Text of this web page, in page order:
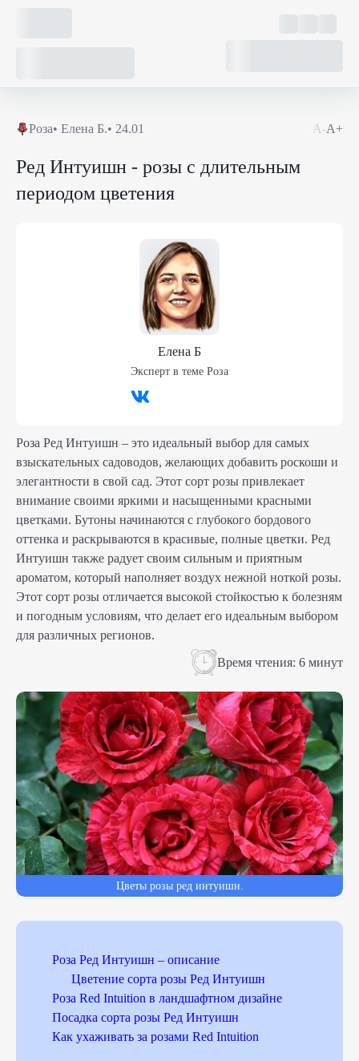
Роза• Елена Б.• 24.01 А-А+
Ред Интуишн - розы с длительным
периодом цветения
Елена Б
Эксперт в теме Роза
Роза Ред Интуишн – это идеальный выбор для самых
взыскательных садоводов, желающих добавить роскоши и
элегантности в свой сад. Этот сорт розы привлекает
внимание своими яркими и насыщенными красными
цветками. Бутоны начинаются с глубокого бордового
оттенка и раскрываются в красивые, полные цветки. Ред
Интуишн также радует своим сильным и приятным
ароматом, который наполняет воздух нежной ноткой розы.
Этот сорт розы отличается высокой стойкостью к болезням
и погодным условиям, что делает его идеальным выбором
для различных регионов.
Время чтения: 6 минут
Цветы розы ред интуишн.
Роза Ред Интуишн – описание
Цветение сорта розы Ред Интуишн
Роза Red Intuition в ландшафтном дизайне
Посадка сорта розы Ред Интуишн
Как ухаживать за розами Red Intuition